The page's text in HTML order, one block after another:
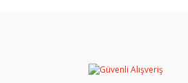
bozuk veya görüntülenemiyor.